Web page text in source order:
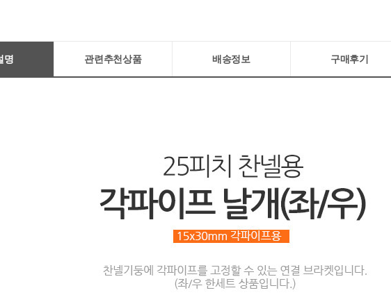
명 관련추천상품 배송정보 구매후기